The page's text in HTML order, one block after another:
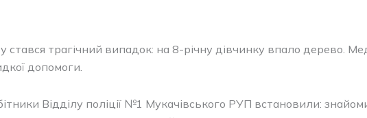
стався трагічний випадок: на 8-річну дівчинку впало дерево.
допомоги.
Відділу поліції №1 Мукачівського РУП встановили: